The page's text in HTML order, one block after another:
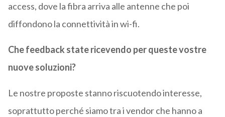
access, dove la fibra arriva alle antenne che poi
diffondono la connettività in wi-fi.
Che feedback state ricevendo per queste vostre
nuove soluzioni?
Le nostre proposte stanno riscuotendo interesse,
soprattutto perché siamo tra i vendor che hanno a